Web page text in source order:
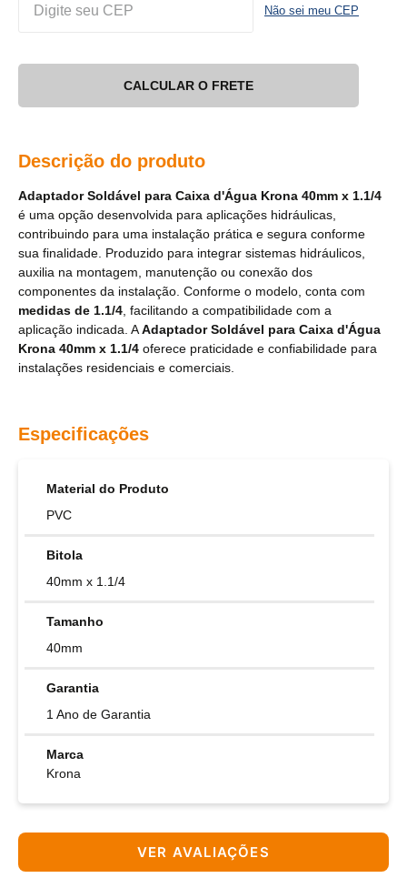
Não sei meu CEP
CALCULAR O FRETE
Descrição do produto
Adaptador Soldável para Caixa d'Água Krona 40mm x 1.1/4
é uma opção desenvolvida para aplicações hidráulicas,
contribuindo para uma instalação prática e segura conforme
sua finalidade. Produzido para integrar sistemas hidráulicos,
auxilia na montagem, manutenção ou conexão dos
componentes da instalação. Conforme o modelo, conta com
medidas de 1.1/4 , facilitando a compatibilidade com a
aplicação indicada. AAdaptador Soldável para Caixa d'Água
Krona 40mm x 1.1/4 oferece praticidade e confiabilidade para
instalações residenciais e comerciais.
Especificações
Material do Produto
PVC
Bitola
40mm x 1.1/4
Tamanho
40mm
Garantia
1 Ano de Garantia
Marca
Krona
VER AVALIAÇÕES